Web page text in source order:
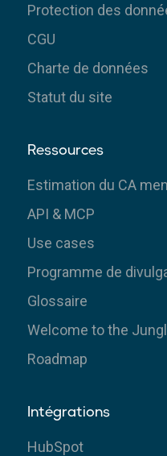
Protection des
CGU
Charte de données
Statut du site
Ressources
Estimation du CA
API & MCP
Use cases
Programme de
Glossaire
Welcome to the
Roadmap
Intégrations
HubSpot